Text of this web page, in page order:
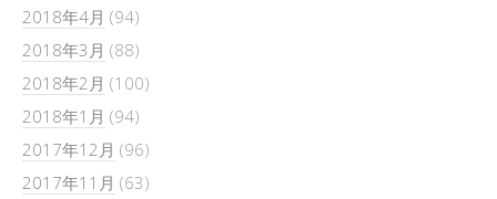
2018年4月 (94)
2018年3月 (88)
2018年2月 (100)
2018年1月 (94)
2017年12月 (96)
2017年11月 (63)